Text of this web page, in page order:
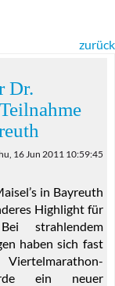
zurück
Dr.
16 Jun 2011 10:59:45
in Bayreuth
Highlight für
strahlendem
haben sich fast
ein neuer